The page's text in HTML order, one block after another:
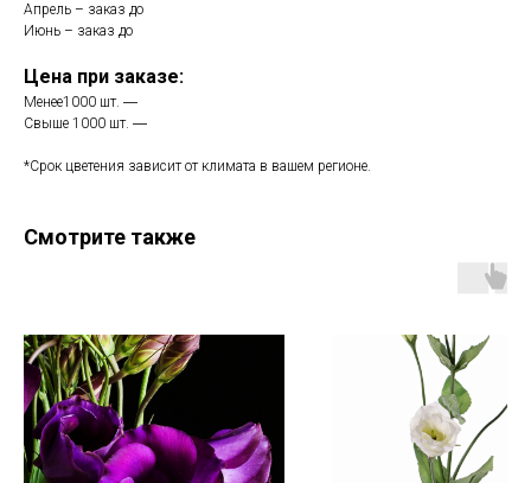
Апрель – заказ до
Июнь – заказ до
Цена при заказе:
Менее1000 шт. ―
Свыше 1000 шт. ―
*Срок цветения зависит от климата в вашем регионе.
Смотрите также